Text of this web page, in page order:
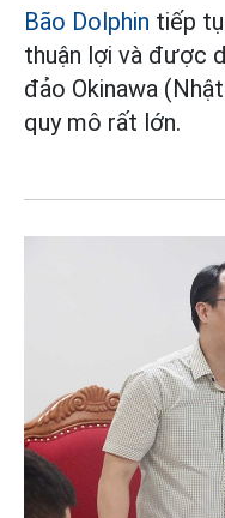
Bão Dolphin tiếp
thuận lợi và được
đảo Okinawa
quy mô rất lớn.